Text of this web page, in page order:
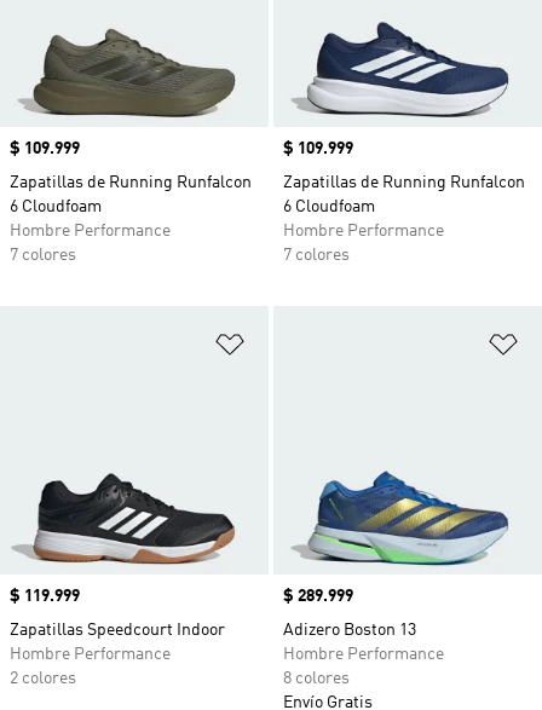
Precio
$ 109.999
Zapatillas de Running Runfalcon
6 Cloudfoam
Hombre Performance
7 colores
Precio
$ 109.999
Zapatillas de Running Runfalcon
6 Cloudfoam
Hombre Performance
7 colores
Precio
$ 119.999
Zapatillas Speedcourt Indoor
Hombre Performance
2 colores
Precio
$ 289.999
Adizero Boston 13
Hombre Performance
8 colores
Envío Gratis